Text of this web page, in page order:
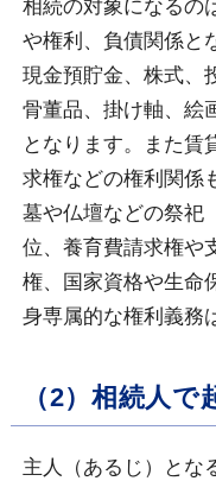
相続の対象になるの
や権利、負債関係と
現金預貯金、株式、
骨董品、掛け軸、絵
となります。また賃
求権などの権利関係
墓や仏壇などの祭祀
位、養育費請求権や
権、国家資格や生命
身専属的な権利義務
（2）相続人
主人（あるじ）とな